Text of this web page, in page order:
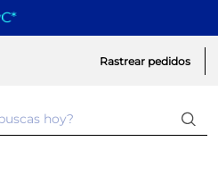
*
Rastrear pedidos